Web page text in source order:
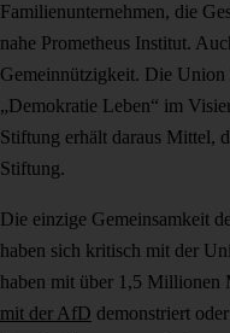
Familienunternehmen, die
nahe Prometheus Institut.
Gemeinnützigkeit. Die Union
„Demokratie Leben“ im
Stiftung erhält daraus Mittel,
Stiftung.
Die einzige Gemeinsamkeit
haben sich kritisch mit der
haben mit über 1,5 Millionen
mit der AfD demonstriert